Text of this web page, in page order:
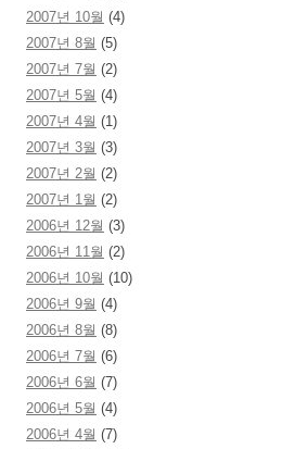
2007년 10월 (4)
2007년 8월 (5)
2007년 7월 (2)
2007년 5월 (4)
2007년 4월 (1)
2007년 3월 (3)
2007년 2월 (2)
2007년 1월 (2)
2006년 12월 (3)
2006년 11월 (2)
2006년 10월 (10)
2006년 9월 (4)
2006년 8월 (8)
2006년 7월 (6)
2006년 6월 (7)
2006년 5월 (4)
2006년 4월 (7)